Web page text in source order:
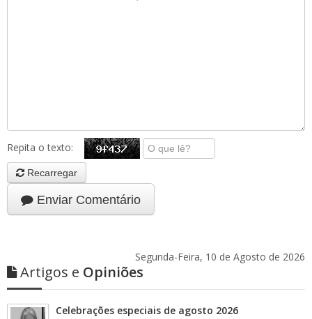
Repita o texto:
Recarregar
Enviar Comentário
Segunda-Feira, 10 de Agosto de 2026
Artigos e Opiniões
Celebrações especiais de agosto 2026